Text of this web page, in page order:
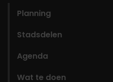
Planning
Stadsdelen
Agenda
Wat te doen